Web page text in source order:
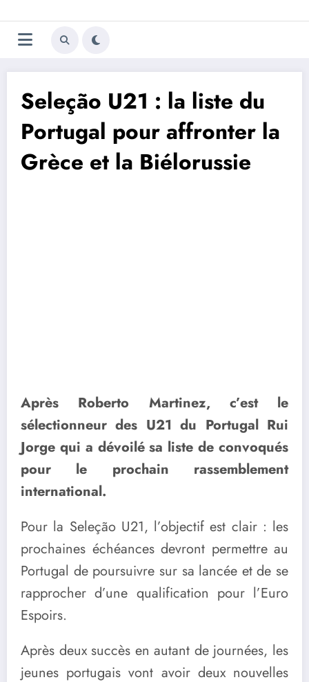
au
contenu
Trivela
L'actualité du football
Seleção U21 : la liste du
Portugal pour affronter la
Grèce et la Biélorussie
Après Roberto Martinez, c’est le
sélectionneur des U21 du Portugal Rui
Jorge qui a dévoilé sa liste de convoqués
pour le prochain rassemblement
international.
Pour la Seleção U21, l’objectif est clair : les
prochaines échéances devront permettre au
Portugal de poursuivre sur sa lancée et de se
rapprocher d’une qualification pour l’Euro
Espoirs.
Après deux succès en autant de journées, les
jeunes portugais vont avoir deux nouvelles